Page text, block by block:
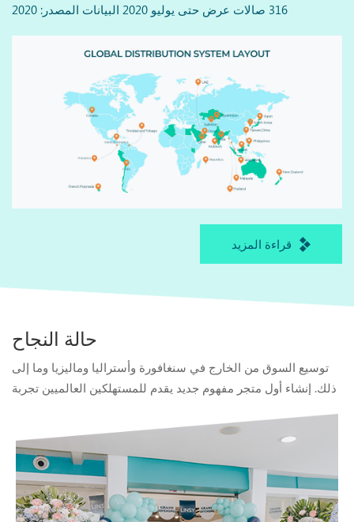
316 صالات عرض حتى يوليو 2020 البيانات المصدر: 2020
قراءة المزيد
حالة النجاح
توسيع السوق من الخارج في سنغافورة وأستراليا وماليزيا وما إلى
ذلك. إنشاء أول متجر مفهوم جديد يقدم للمستهلكين العالميين تجربة